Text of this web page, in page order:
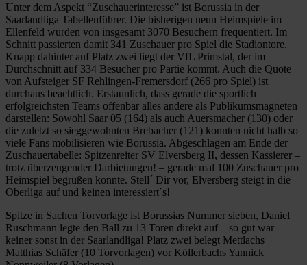
Unter dem Aspekt “Zuschauerinteresse” ist Borussia in der
Saarlandliga Tabellenführer. Die bisherigen neun Heimspiele im
Ellenfeld wurden von insgesamt 3070 Besuchern frequentiert. Im
Schnitt passierten damit 341 Zuschauer pro Spiel die Stadiontore.
Knapp dahinter auf Platz zwei liegt der VfL Primstal, der im
Durchschnitt auf 334 Besucher pro Partie kommt. Auch die Quote
von Aufsteiger SF Rehlingen-Fremersdorf (266 pro Spiel) ist
durchaus beachtlich. Erstaunlich, dass gerade die sportlich
erfolgreichsten Teams offenbar alles andere als Publikumsmagneten
darstellen: Sowohl Saar 05 (164) als auch Auersmacher (130) oder
die zuletzt so sieggewohnten Brebacher (121) konnten nicht halb so
viele Fans mobilisieren wie Borussia. Abgeschlagen am Ende der
Zuschauertabelle: Spitzenreiter SV Elversberg II, dessen Kassierer –
trotz überzeugender Darbietungen! – gerade mal 100 Zuschauer pro
Heimspiel begrüßen konnte. Stell´ Dir vor, Elversberg steigt in die
Oberliga auf und keinen interessiert´s!
Spitze in Sachen Torvorlage ist Borussias Nummer sieben, Daniel
Ruschmann legte den Ball zu 13 Toren direkt auf – so gut war
keiner sonst in der Saarlandliga! Platz zwei belegt Mettlachs
Matthias Schäfer (10 Torvorlagen) vor Köllerbachs Yannick